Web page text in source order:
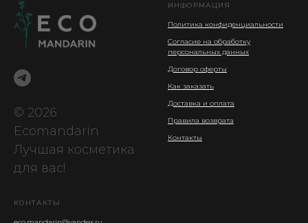
© 2026
Ecomandarin
Лучшая косметика
для вас!
ИНФОРМАЦИЯ
Политика конфиденциальности
Согласие на обработку
персональных данных
Договор оферты
Как заказать
Доставка и оплата
Правила возврата
Контакты
КОНТАКТЫ